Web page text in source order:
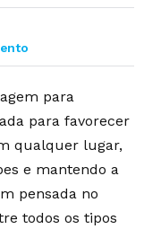
para
para favorecer
qualquer lugar,
e mantendo a
pensada no
todos os tipos